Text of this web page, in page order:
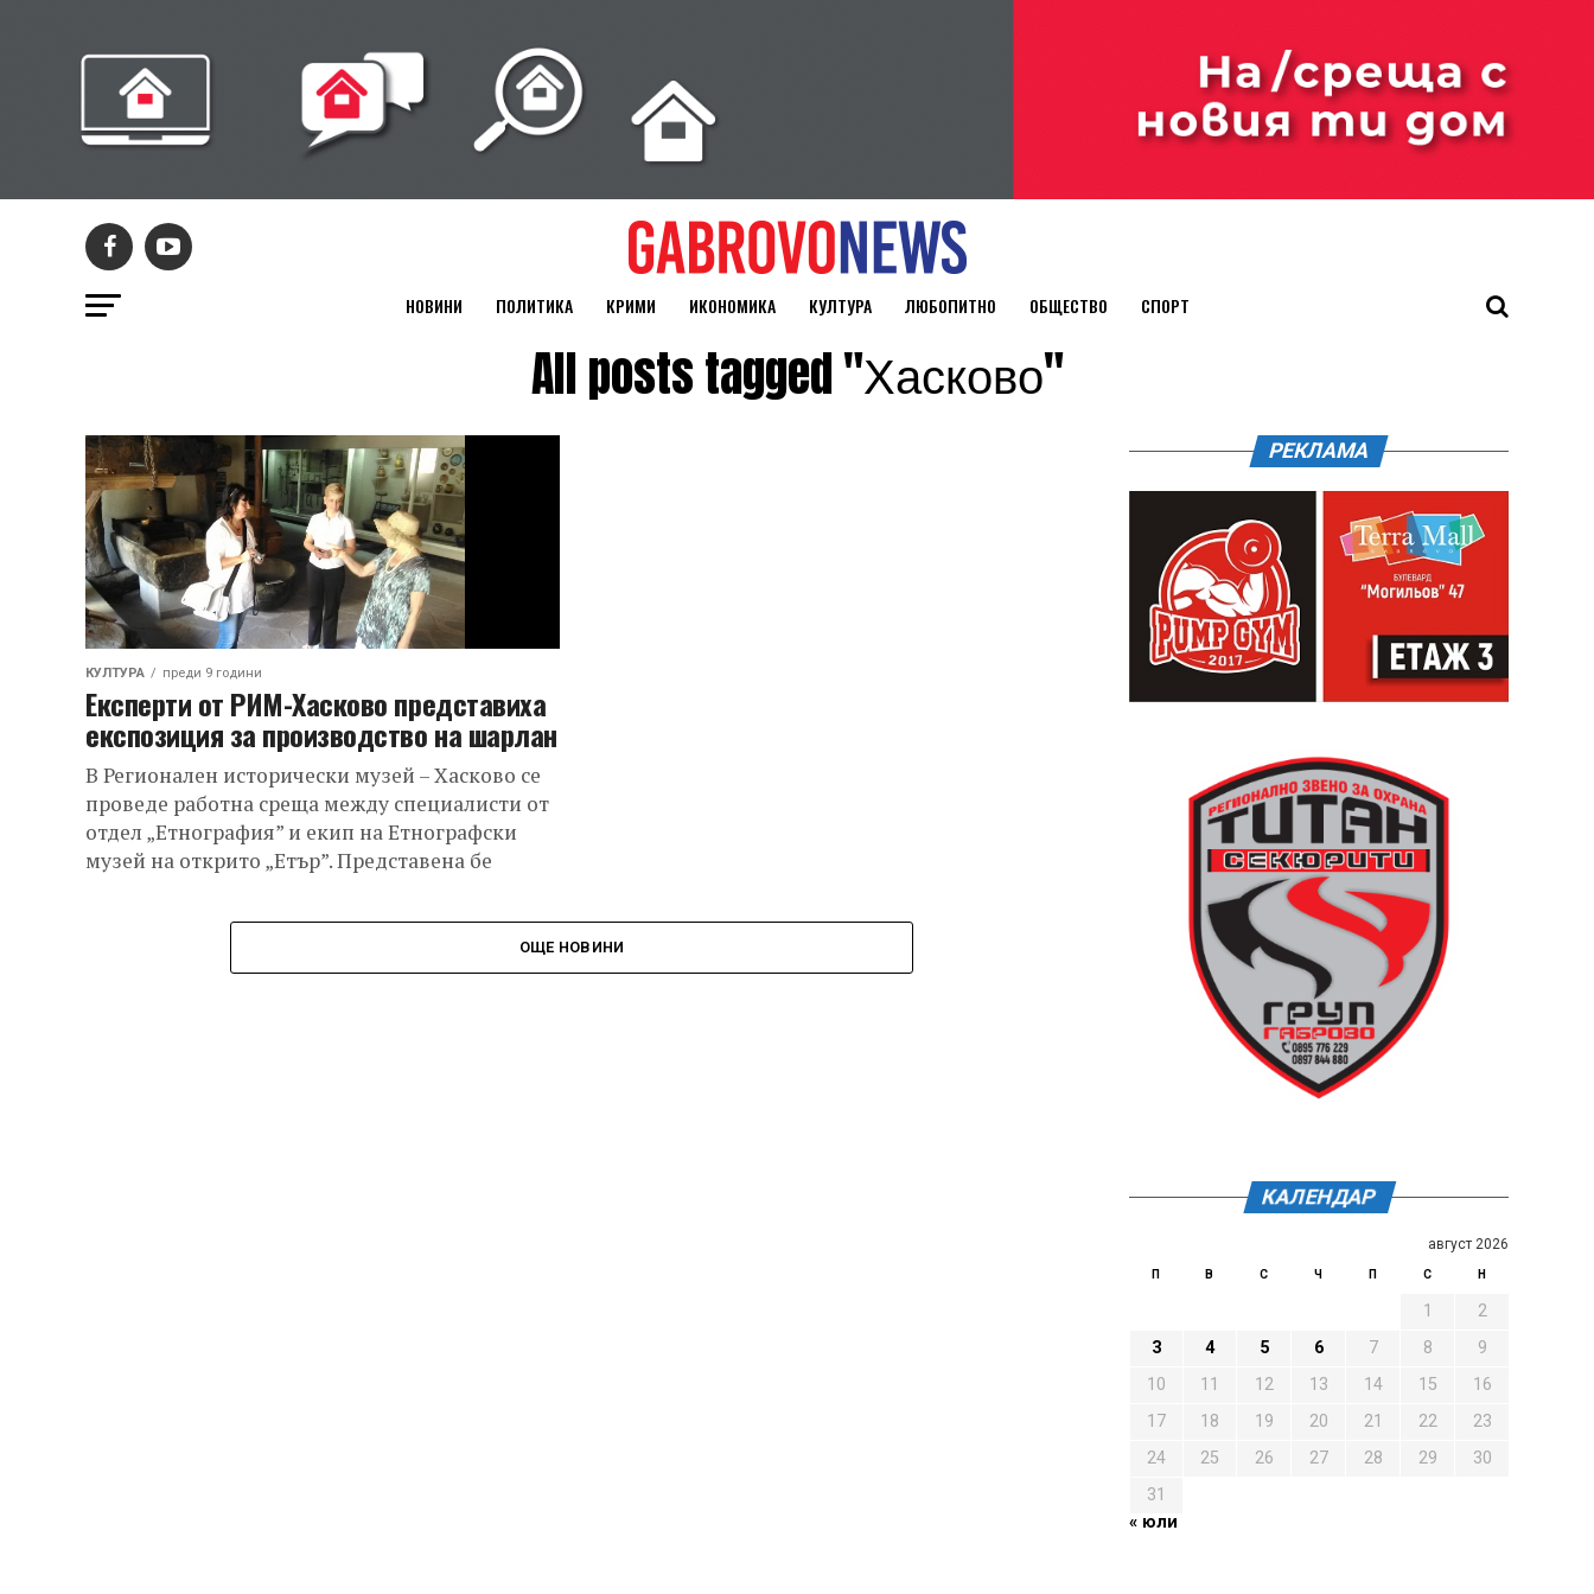
НОВИНИ ПОЛИТИКА КРИМИ ИКОНОМИКА КУЛТУРА ЛЮБОПИТНО ОБЩЕСТВО СПОРТ
All posts tagged "Хасково"
КУЛТУРА преди 9 години
Експерти от РИМ-Хасково представиха
експозиция за производство на шарлан
В Регионален исторически музей – Хасково се
проведе работна среща между специалисти от
отдел „Етнография” и екип на Етнографски
музей на открито „Етър”. Представена бе
ОЩЕ НОВИНИ
РЕКЛАМА
КАЛЕНДАР
август 2026
П В С Ч П С Н
1
2
3
4 5 6 7 8
9
10
11 12 13 14 15
16
17
18 19 20 21 22
23
24
25 26 27 28 29
30
31
« юли